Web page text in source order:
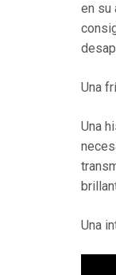
en su
Una
Una
Una